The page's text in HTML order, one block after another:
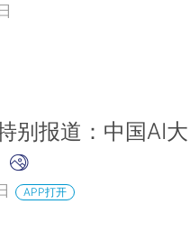
别报道：中国AI大
APP打开